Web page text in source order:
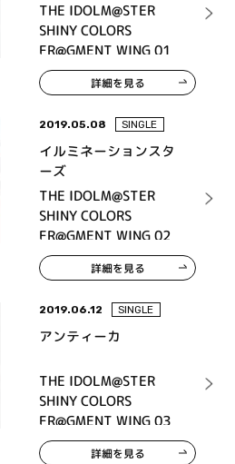
THE IDOLM@STER
SHINY COLORS
FR@GMENT WING 01
詳細を見る
2019.05.08 SINGLE
イルミネーションスタ
ーズ
THE IDOLM@STER
SHINY COLORS
FR@GMENT WING 02
詳細を見る
2019.06.12 SINGLE
アンティーカ
THE IDOLM@STER
SHINY COLORS
FR@GMENT WING 03
詳細を見る